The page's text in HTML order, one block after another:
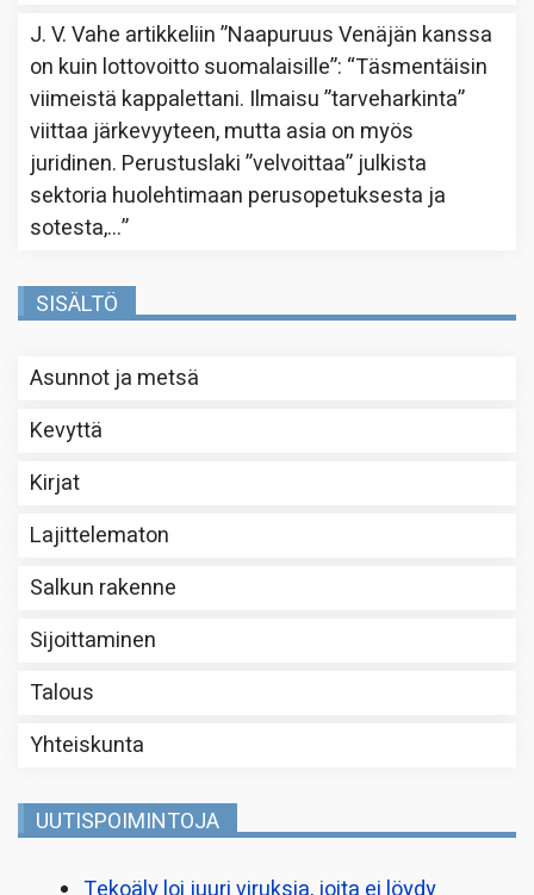
J. V. Vahe artikkeliin”Naapuruus Venäjän kanssa
on kuin lottovoitto suomalaisille”: “Täsmentäisin
viimeistä kappalettani. Ilmaisu ”tarveharkinta”
viittaa järkevyyteen, mutta asia on myös
juridinen. Perustuslaki ”velvoittaa” julkista
sektoria huolehtimaan perusopetuksesta ja
sotesta,…”
SISÄLTÖ
Asunnot ja metsä
Kevyttä
Kirjat
Lajittelematon
Salkun rakenne
Sijoittaminen
Talous
Yhteiskunta
UUTISPOIMINTOJA